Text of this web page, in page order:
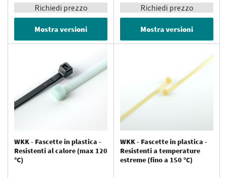
PA 12
Richiedi prezzo
Mostra versioni
Richiedi prezzo
Mostra versioni
WKK - Fascette in plastica -
Resistenti al calore (max 120
°C)
WKK - Fascette in plastica -
Resistenti a temperature
estreme (fino a 150 °C)